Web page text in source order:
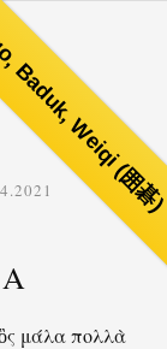
Weiqi
μάλα πολλὰ